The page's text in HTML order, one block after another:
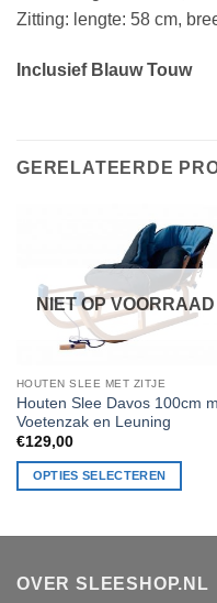
Zitting: lengte: 58 cm,
Inclusief Blauw Touw
GERELATEERDE
NIET OP VOORRAAD
HOUTEN SLEE MET ZITJE
Houten Slee Davos 100cm
Voetenzak en Leuning
€129,00
OPTIES SELECTEREN
variaties.
OVER SLEESHOP.NL